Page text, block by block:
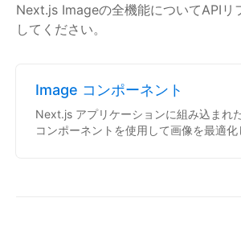
Next.js Imageの全機能についてAPIリ
してください。
Image コンポーネント
Next.js アプリケーションに組み込ま
コンポーネントを使用して画像を最適化